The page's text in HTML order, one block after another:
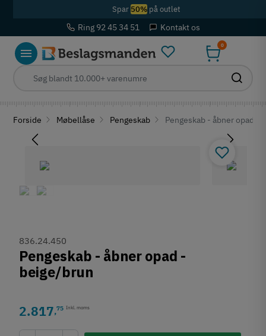
Spar 50%på outlet
Ring 92 45 34 51 Kontakt os
0
Forside Møbellåse Pengeskab Pengeskab - åbner opad -
836.24.450
Pengeskab - åbner opad -
beige/brun
2.817,75 Inkl. moms